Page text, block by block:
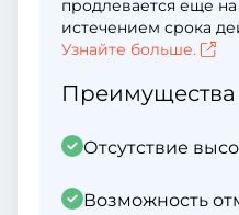
продлевается еще
истечением срока
Узнайте больше.
Преимущества
Отсутствие
Возможность